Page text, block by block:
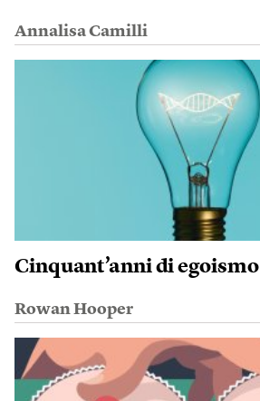
Annalisa Camilli
Cinquant’anni di egoismo
Rowan Hooper